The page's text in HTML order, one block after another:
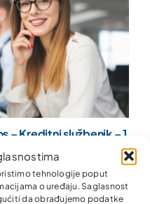
tehnologije poput
o uređaju. Saglasnost
da obrađujemo podatke
– Kreditni službenik – 1